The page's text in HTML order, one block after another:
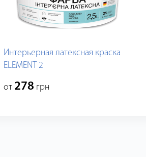
Интерьерная латексная краска
ELEMENT 2
от 278 грн